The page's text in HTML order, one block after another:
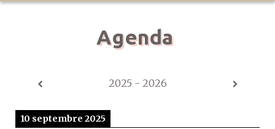
Agenda
2025 - 2026
10 septembre 2025